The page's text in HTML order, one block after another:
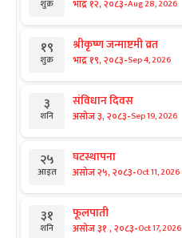
शुक्र भाद्र १२, २०८३-Aug 28, 2026
१९
शुक्र
श्रीकृष्ण जन्माष्टमी व्रत
भाद्र १९, २०८३-Sep 4, 2026
३
शनि
संविधान दिवस
असोज ३, २०८३-Sep 19, 2026
२५
आइत
घटस्थापना
असोज २५, २०८३-Oct 11, 2026
३१
शनि
फूलपाती
असोज ३१ , २०८३-Oct 17, 2026